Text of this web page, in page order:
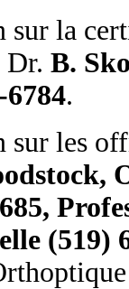
la
Dr. B.
.
sur les
(519)